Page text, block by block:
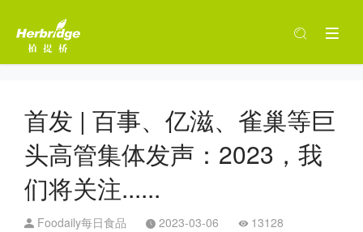
首发 | 百事、亿滋、雀巢等巨
头高管集体发声：2023，我
们将关注......
Foodaily每日食品 2023-03-06 13128